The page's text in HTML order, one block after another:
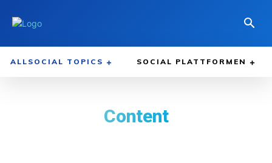
ALLSOCIAL TOPICS SOCIAL PLATTFORMEN
Content